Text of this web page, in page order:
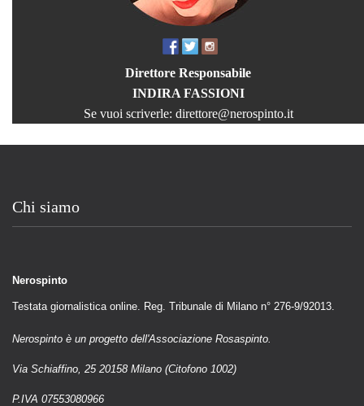
Direttore Responsabile
INDIRA FASSIONI
Se vuoi scriverle: direttore@nerospinto.it
Chi siamo
Nerospinto
Testata giornalistica online. Reg. Tribunale di Milano n° 276-9/92013.
Nerospinto è un progetto dell'Associazione Rosaspinto.
Via Schiaffino, 25 20158 Milano (Citofono 1002)
P.IVA 07553080966